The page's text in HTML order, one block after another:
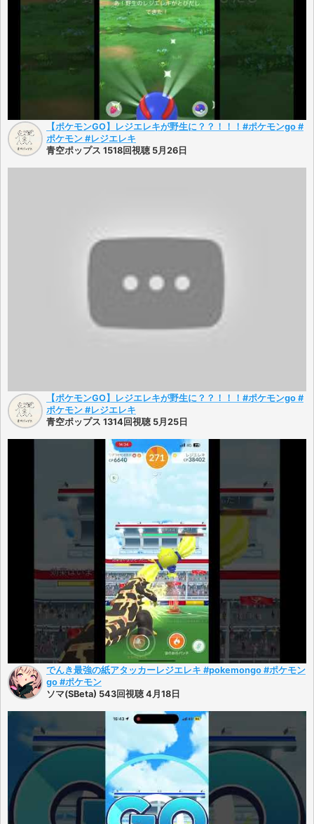
【ポケモンGO】レジエレキが野生に？？！！！#ポケモンgo #
ポケモン #レジエレキ
青空ポップス 1518回視聴 5月26日
【ポケモンGO】レジエレキが野生に？？！！！#ポケモンgo #
ポケモン #レジエレキ
青空ポップス 1314回視聴 5月25日
でんき最強の紙アタッカーレジエレキ #pokemongo #ポケモン
go #ポケモン
ソマ(SBeta) 543回視聴 4月18日